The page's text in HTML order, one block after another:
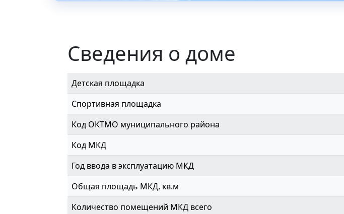
Сведения о доме
Детская площадка
Спортивная площадка
Код ОКТМО муниципального района
Код МКД
Год ввода в эксплуатацию МКД
Общая площадь МКД, кв.м
Количество помещений МКД всего